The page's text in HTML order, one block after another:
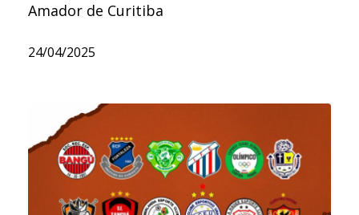
Amador de Curitiba
24/04/2025